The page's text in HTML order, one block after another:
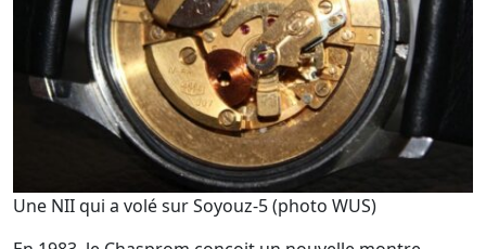
Une NII qui a volé sur Soyouz-5 (photo WUS)